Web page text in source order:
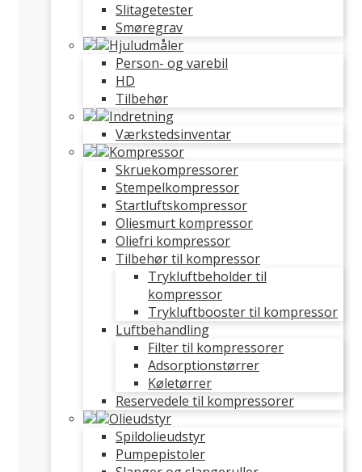
Slitagetester
Smøregrav
Hjuludmåler
Person- og varebil
HD
Tilbehør
Indretning
Værkstedsinventar
Kompressor
Skruekompressorer
Stempelkompressor
Startluftskompressor
Oliesmurt kompressor
Oliefri kompressor
Tilbehør til kompressor
Trykluftbeholder til
kompressor
Trykluftbooster til kompressor
Luftbehandling
Filter til kompressorer
Adsorptionstørrer
Køletørrer
Reservedele til kompressorer
Olieudstyr
Spildolieudstyr
Pumpepistoler